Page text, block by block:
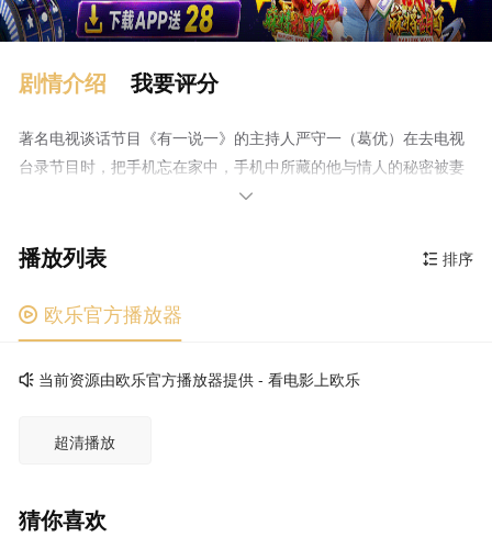
剧情介绍 我要评分
著名电视谈话节目《有一说一》的主持人严守一（葛优）在去电视
台录节目时，把手机忘在家中，手机中所藏的他与情人的秘密被妻
子余文娟发现，后者想起他人前人后的两张脸时，觉得婚姻失去意
一新女友，两人度过一段快乐时光后，沈雪发现严守一的手机响铃
舍不掉秘密情人——某出版社女编辑武月（范冰冰）。武月在火车
餐车上与严守一偶然相遇后，开始对他穷追不舍，要他为出版社写
久两人成为情人。而为了不让沈雪发现武月的存在，严守一开始不

 排序
播放列表
 欧乐官方播放器
当前资源由欧乐官方播放器提供 - 看电影上欧乐
超清播放
猜你喜欢